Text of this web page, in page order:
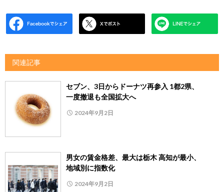
関連記事
セブン、3日からドーナツ再参入 1都2県、
一度撤退も全国拡大へ
2024年9月2日
男女の賃金格差、最大は栃木 高知が最小、
地域別に指数化
2024年9月2日